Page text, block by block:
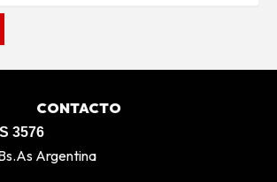
CONTACTO
3576
Argentina